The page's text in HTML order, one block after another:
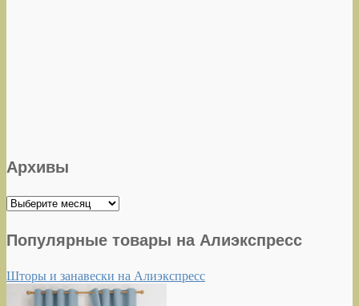
Архивы
Архивы
Популярные товары на Алиэкспресс
Шторы и занавески на Алиэкспресс